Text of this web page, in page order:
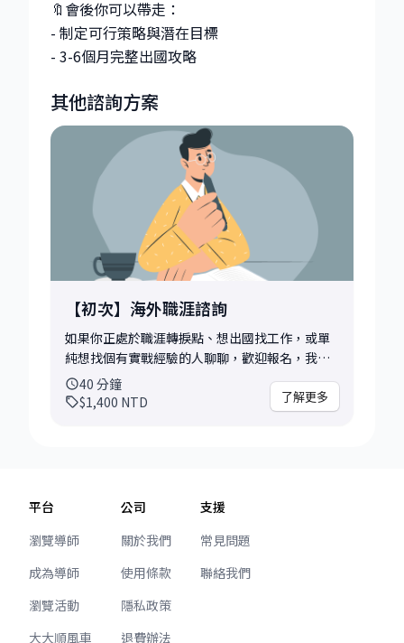
🔖會後你可以帶走：
- 制定可行策略與潛在目標
其他諮詢方案
【初次】海外職涯諮詢
如果你正處於職涯轉捩點、想出國找工作，或單
純想找個有實戰經驗的人聊聊，歡迎報名，我很
樂意與你分享這段跨國闖蕩的經驗，並協助你設
計合適的求職策略！ 📝為了讓對談更聚焦、實
用，我將在會前做以下幾項準備： - 閱讀你提供
職涯方向感到迷惘，想釐清求職市場現況、尋求
建議 - 正在考慮轉職、出國、或出國念書，但遲
遲無法拿定主意，需要結構化的指引 - 如何突破
業需求之間的 Gap 🔖會後你可以帶走： - 下一步
行動建議 - 觀察與回饋 - 評估是否需安排深度諮
詢、設計完整海外求職行動方案
40 分鐘
$1,400 NTD 了解更多
平台
瀏覽導師
成為導師
瀏覽活動
大大順風車
公司
關於我們
使用條款
隱私政策
退費辦法
支援
常見問題
聯絡我們